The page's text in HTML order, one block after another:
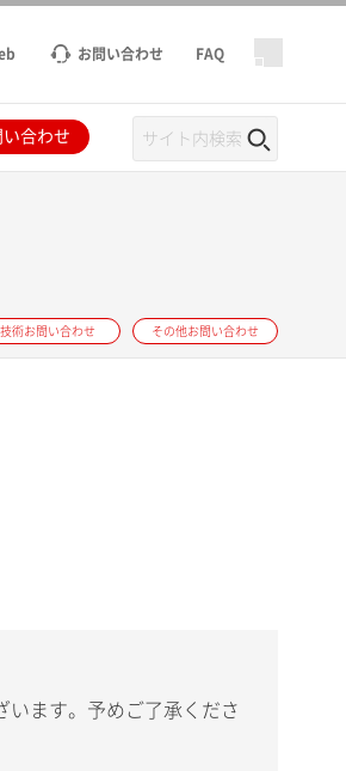
お問い合わせ FAQ
合わせ
技術お問い合わせ その他お問い合わせ
います。予めご了承くださ